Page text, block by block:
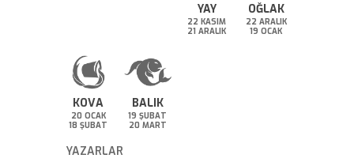
YAY
22 KASIM
21 ARALIK
OĞLAK
22 ARALIK
19 OCAK
KOVA
20 OCAK
18 ŞUBAT
BALIK
19 ŞUBAT
20 MART
YAZARLAR